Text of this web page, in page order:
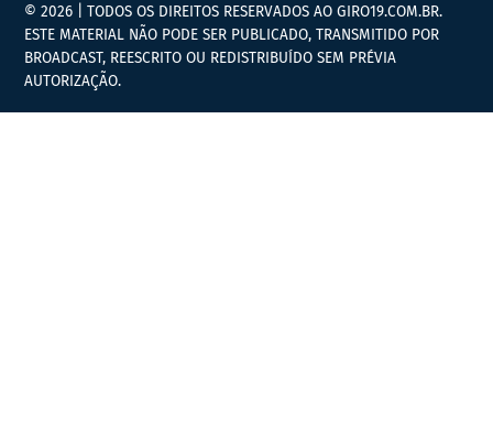
© 2026 | TODOS OS DIREITOS RESERVADOS AO GIRO19.COM.BR.
ESTE MATERIAL NÃO PODE SER PUBLICADO, TRANSMITIDO POR
BROADCAST, REESCRITO OU REDISTRIBUÍDO SEM PRÉVIA
AUTORIZAÇÃO.